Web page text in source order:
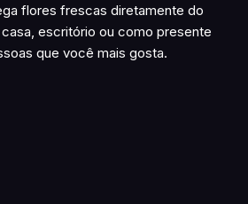
flores frescas diretamente do
escritório ou como presente
que você mais gosta.